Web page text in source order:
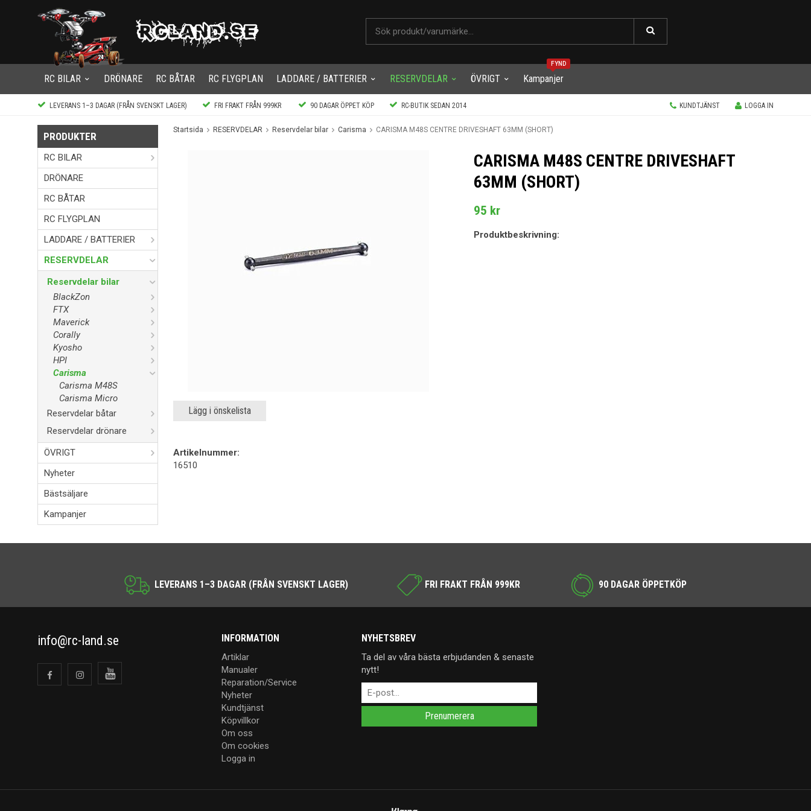
RC BILAR DRÖNARE RC BÅTAR RC FLYGPLAN LADDARE / BATTERIER RESERVDELAR ÖVRIGT
FYND
Kampanjer
LEVERANS 1–3 DAGAR (FRÅN SVENSKT LAGER) FRI FRAKT FRÅN 999KR 90 DAGAR ÖPPET KÖP RC-BUTIK SEDAN 2014 KUNDTJÄNST LOGGA IN
PRODUKTER
RC BILAR
DRÖNARE
RC BÅTAR
RC FLYGPLAN
LADDARE / BATTERIER
RESERVDELAR
Reservdelar bilar
BlackZon
FTX
Maverick
Corally
Kyosho
HPI
Carisma
Carisma M48S
Carisma Micro
Reservdelar båtar
Reservdelar drönare
ÖVRIGT
Nyheter
Bästsäljare
Kampanjer
Startsida RESERVDELAR Reservdelar bilar Carisma CARISMA M48S CENTRE DRIVESHAFT 63MM (SHORT)
CARISMA M48S CENTRE DRIVESHAFT
63MM (SHORT)
95 kr
Produktbeskrivning:
Lägg i önskelista
Artikelnummer:
16510
LEVERANS 1–3 DAGAR (FRÅN SVENSKT LAGER) FRI FRAKT FRÅN 999KR 90 DAGAR ÖPPETKÖP
info@rc-land.se INFORMATION
Artiklar
Manualer
Reparation/Service
Nyheter
Kundtjänst
Köpvillkor
Om oss
Om cookies
Logga in
NYHETSBREV
Ta del av våra bästa erbjudanden & senaste
nytt!
Prenumerera